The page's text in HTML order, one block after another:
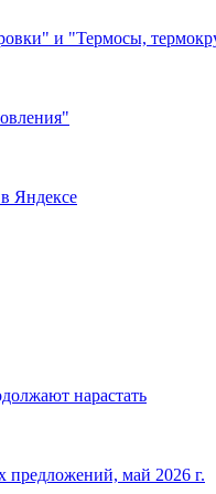
и "Термосы,
Яндексе
нарастать
май 2026 г.